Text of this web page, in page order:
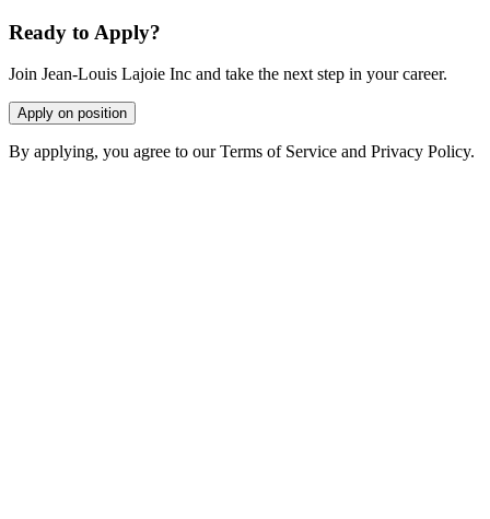
Ready to Apply?
Join Jean-Louis Lajoie Inc and take the next step in your career.
Apply on position
By applying, you agree to our Terms of Service and Privacy Policy.